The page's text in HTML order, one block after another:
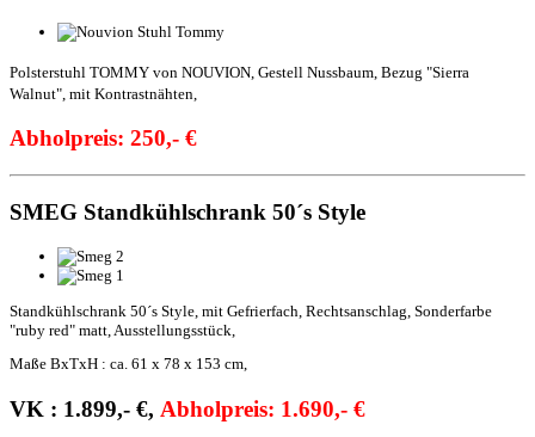
Polsterstuhl TOMMY von NOUVION, Gestell Nussbaum, Bezug "Sierra
Walnut", mit Kontrastnähten,
Abholpreis: 250,- €
SMEG Standkühlschrank 50´s Style
Standkühlschrank 50´s Style, mit Gefrierfach, Rechtsanschlag, Sonderfarbe
"ruby red" matt, Ausstellungsstück,
Maße BxTxH : ca. 61 x 78 x 153 cm,
VK : 1.899,- €, Abholpreis: 1.690,- €